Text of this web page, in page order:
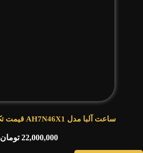
ساعت آلبا مدل AH7N46X1 قیمت تک 22000000تومان
22,000,000 تومان